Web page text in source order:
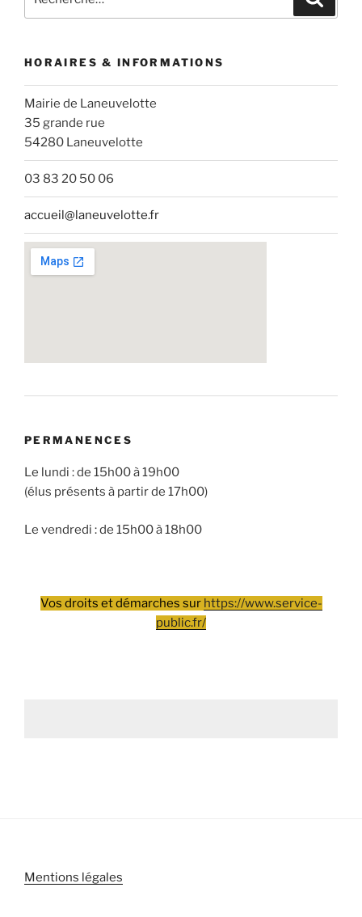
pour
HORAIRES & INFORMATIONS
Mairie de Laneuvelotte
35 grande rue
54280 Laneuvelotte
03 83 20 50 06
accueil@laneuvelotte.fr
PERMANENCES
Le lundi : de 15h00 à 19h00
(élus présents à partir de 17h00)
Le vendredi : de 15h00 à 18h00
Vos droits et démarches sur https://www.service-
public.fr/
Mentions légales